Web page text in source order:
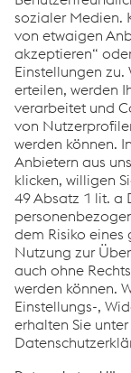
Events
Innovation & Technologie
Nachhaltigkeit
12.03.2025
Automotive
Jetzt entdecken